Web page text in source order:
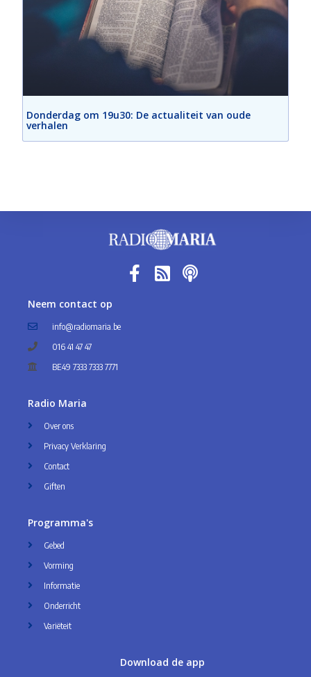
Donderdag om 19u30: De actualiteit van oude
verhalen
Neem contact op
info@radiomaria.be
016 41 47 47
BE49 7333 7333 7771
Radio Maria
Over ons
Privacy Verklaring
Contact
Giften
Programma's
Gebed
Vorming
Informatie
Onderricht
Variëteit
Download de app